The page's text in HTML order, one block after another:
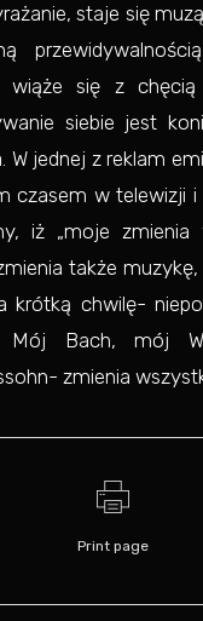
staje się
wiąże się z chęcią
siebie jest
W jednej z reklam
czasem w telewizji i
iż „moje zmienia
także
krótką chwilę-
Mój Bach, mój
zmienia
Print page